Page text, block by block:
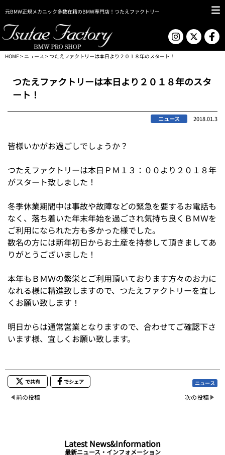
元BMW正規メカニック多数在籍のBMW専門店！つたえファクトリー
HOME> ニュース > つたえファクトリーは本日より２０１８年のスタート！
つたえファクトリーは本日より２０１８年のスタ
ート！
ニュース 2018.01.3
皆様いかがお過ごしでしょうか？
つたえファクトリーは本日ＰＭ１３：００より２０１８年
がスタート致しました！
冬季休業期間中は事故や故障などの緊急を要するお電話も
なく、落ち着いた年末年始を過ごされ気持ち良くＢＭＷを
ご利用になられた方も多かった様でした。
数名の方には新年初日からお土産を持参して頂きましてあ
りがとうございました！
本年もＢＭＷの繁栄とご利用頂いております方々のお力に
なれる様に精進致しますので、つたえファクトリーを宜し
くお願い致します！
明日からは通常営業となりますので、合わせてご確認下さ
います様、宜しくお願い致します。
で共有 でシェア ニュース
前の投稿 次の投稿
Latest News&Information
最新ニュース・インフォメーション